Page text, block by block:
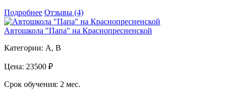
Подробнее Отзывы (4)
Автошкола "Папа" на Краснопресненской
Категории: A, B
Цена: 23500 ₽
Срок обучения: 2 мес.